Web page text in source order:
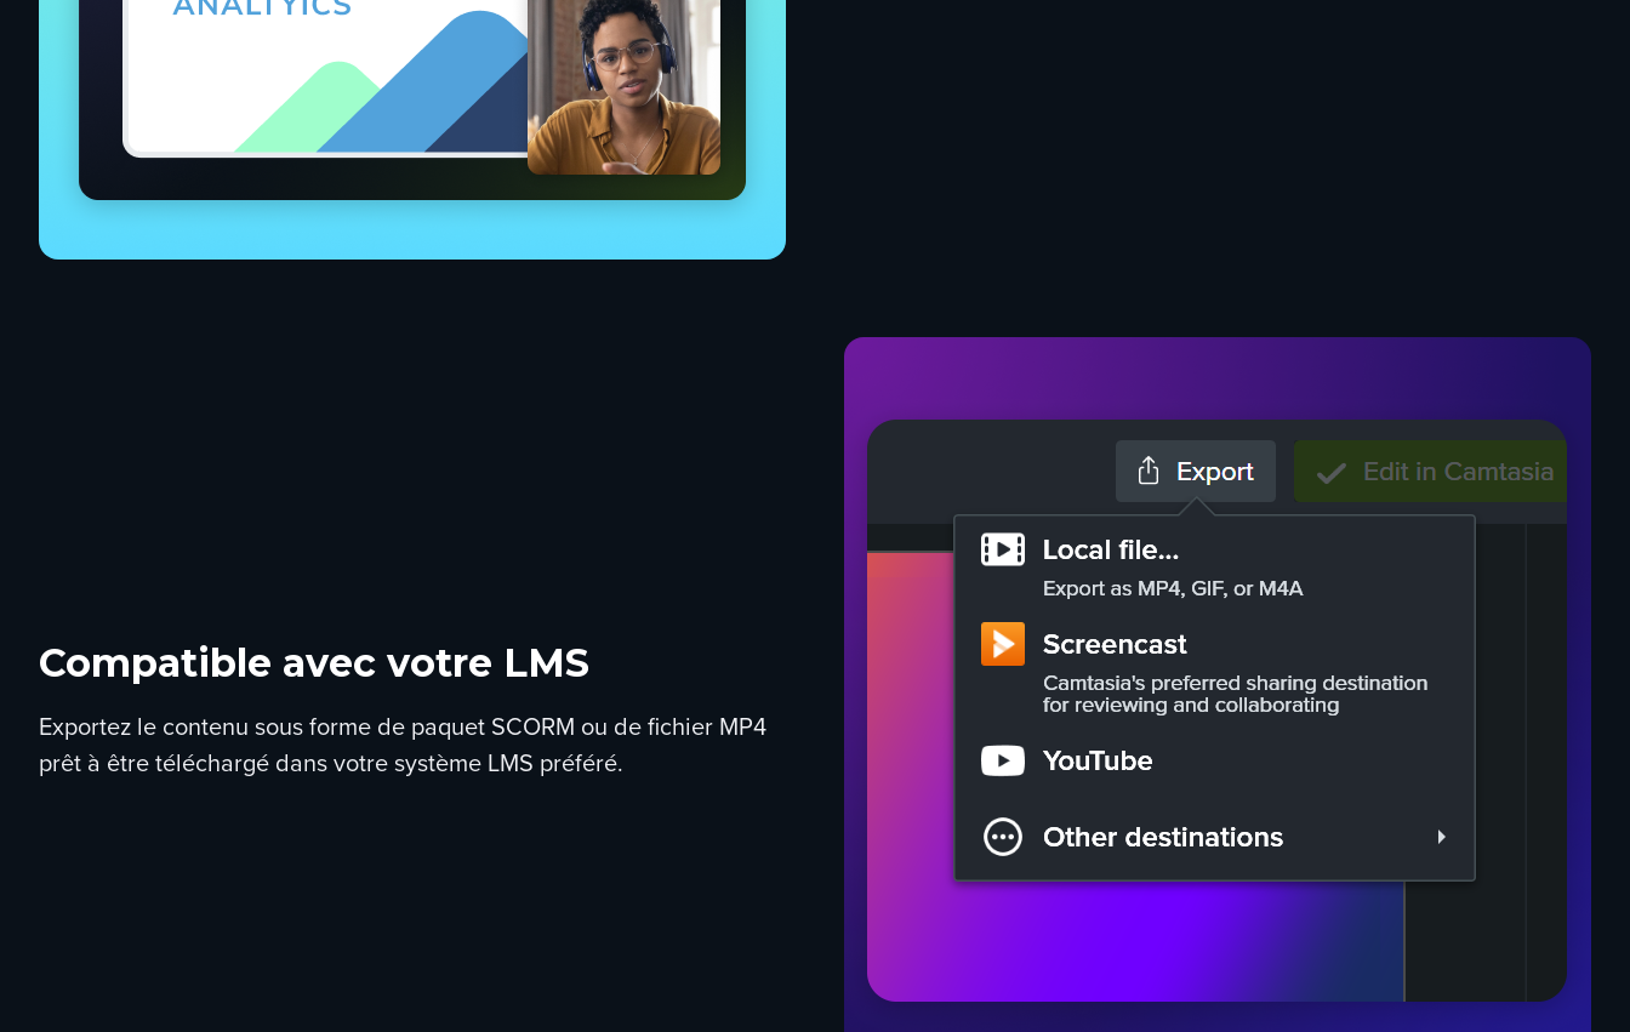
Compatible avec votre LMS
Exportez le contenu sous forme de paquet SCORM ou de fichier MP4
prêt à être téléchargé dans votre système LMS préféré.